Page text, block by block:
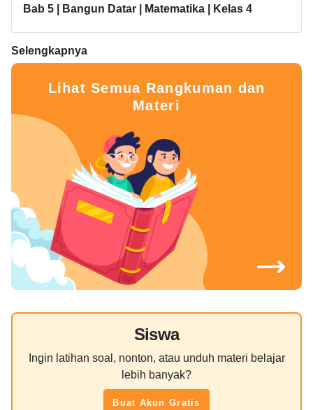
Bab 5 | Bangun Datar | Matematika | Kelas 4
Selengkapnya
Lihat Semua Rangkuman dan
Materi
Siswa
Ingin latihan soal, nonton, atau unduh materi belajar
lebih banyak?
Buat Akun Gratis